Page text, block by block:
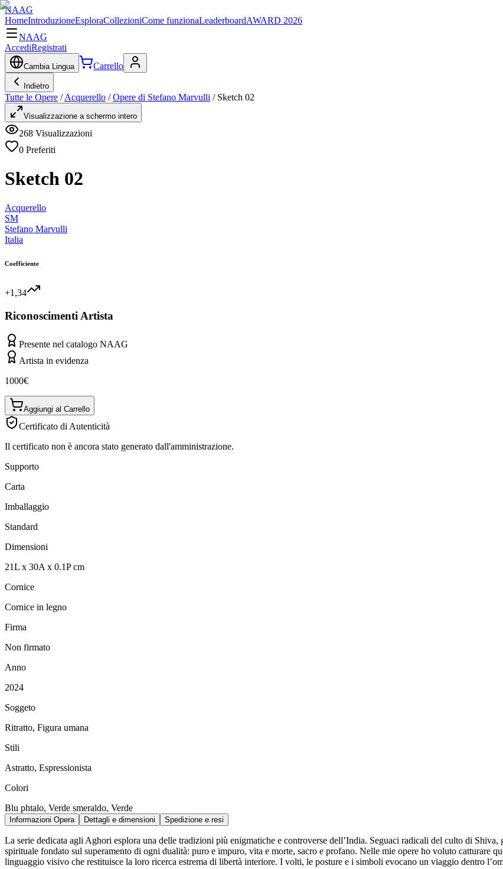
NAAG
HomeIntroduzioneEsploraCollezioniCome funzionaLeaderboardAWARD 2026
NAAG
AccediRegistrati
Cambia Lingua Carrello
Indietro
Tutte le Opere / Acquerello / Opere di Stefano Marvulli / Sketch 02
Visualizzazione a schermo intero
268 Visualizzazioni
0 Preferiti
Sketch 02
Acquerello
SM
Stefano Marvulli
Italia
Coefficiente
+1,34
Riconoscimenti Artista
Presente nel catalogo NAAG
Artista in evidenza
1000€
Aggiungi al Carrello
Certificato di Autenticità
Il certificato non è ancora stato generato dall'amministrazione.
Supporto
Carta
Imballaggio
Standard
Dimensioni
21L x 30A x 0.1Pcm
Cornice
Cornice in legno
Firma
Non firmato
Anno
2024
Soggeto
Ritratto, Figura umana
Stili
Astratto, Espressionista
Colori
Blu phtalo, Verde smeraldo, Verde
Informazioni Opera Dettagli e dimensioni Spedizione e resi
La serie dedicata agli Aghori esplora una delle tradizioni più enigmatiche e controverse dell’India. Seguaci radicali del culto di
spirituale fondato sul superamento di ogni dualità: puro e impuro, vita e morte, sacro e profano. Nelle mie opere ho voluto catturare
linguaggio visivo che restituisce la loro ricerca estrema di libertà interiore. I volti, le posture e i simboli evocano un viaggio dentro